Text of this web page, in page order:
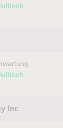
Inc